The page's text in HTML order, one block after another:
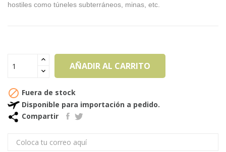
hostiles como túneles subterráneos, minas, etc.
AÑADIR AL CARRITO
 Fuera de stock
Disponible para importación a pedido.
Compartir